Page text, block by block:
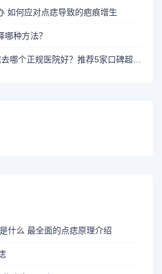
如何应对点痣导致的疤痕增生
哪种方法？
什么 最全面的点痣原理介绍